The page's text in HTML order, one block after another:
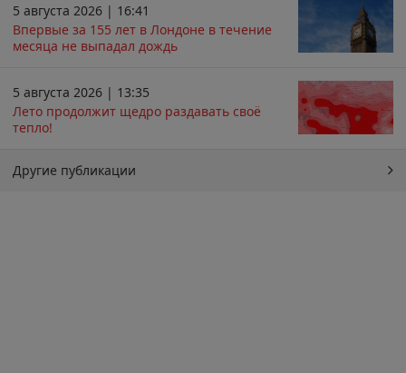
5 августа 2026 | 16:41
Впервые за 155 лет в Лондоне в течение
месяца не выпадал дождь
5 августа 2026 | 13:35
Лето продолжит щедро раздавать своё
тепло!
Другие публикации